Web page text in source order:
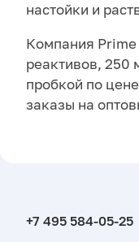
настойки и
Компания Prime
реактивов, 250
пробкой по
заказы на